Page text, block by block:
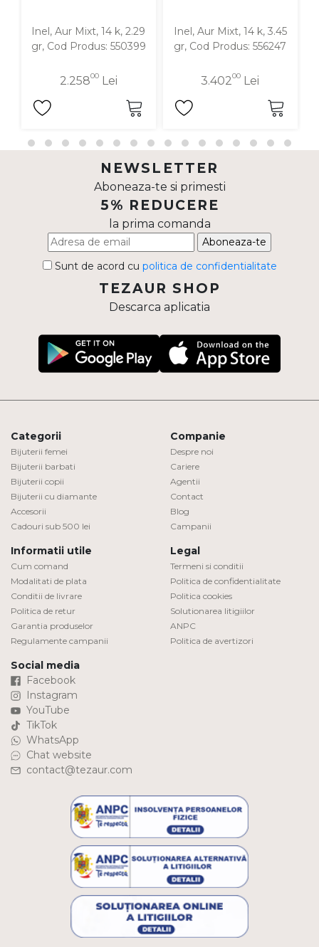
Inel, Aur Mixt, 14 k, 2.29
gr, Cod Produs: 550399
2.25800Lei
Inel, Aur Mixt, 14 k, 3.45
gr, Cod Produs: 556247
3.40200 Lei
NEWSLETTER
Aboneaza-te si primesti
5% REDUCERE
la prima comanda
Aboneaza-te
Sunt de acord cu politica de confidentialitate
TEZAUR SHOP
Descarca aplicatia
Categorii
Bijuterii femei
Bijuterii barbati
Bijuterii copii
Bijuterii cu diamante
Accesorii
Cadouri sub 500 lei
Companie
Despre noi
Cariere
Agentii
Contact
Blog
Campanii
Informatii utile
Cum comand
Modalitati de plata
Conditii de livrare
Politica de retur
Garantia produselor
Regulamente campanii
Legal
Termeni si conditii
Politica de confidentialitate
Politica cookies
Solutionarea litigiilor
ANPC
Politica de avertizori
Social media
Facebook
Instagram
YouTube
TikTok
WhatsApp
Chat website
contact@tezaur.com